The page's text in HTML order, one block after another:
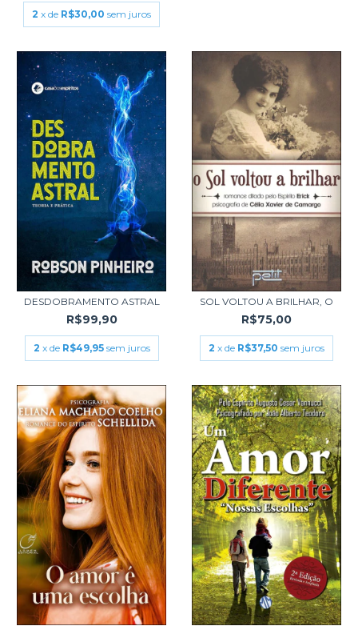
2 x de R$30,00 sem juros
DESDOBRAMENTO ASTRAL
R$99,90
2 x de R$49,95 sem juros
SOL VOLTOU A BRILHAR, O
R$75,00
2 x de R$37,50 sem juros